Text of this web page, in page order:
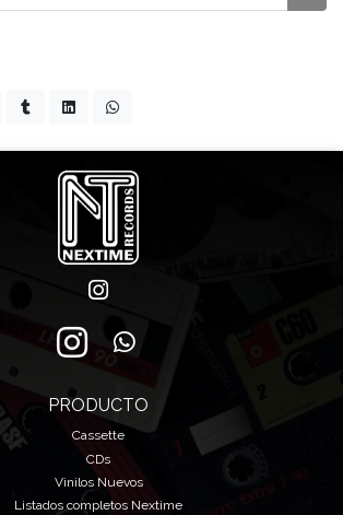
PRODUCTO
Cassette
CDs
Vinilos Nuevos
Listados completos Nextime